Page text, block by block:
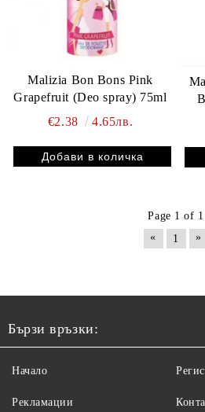
Malizia Bon Bons Pink
Grapefruit (Deo spray) 75ml
€2.38
4.65лв.
Page 1 of 1
«
1 »
Бързи връзки:
Начало
Рекламации